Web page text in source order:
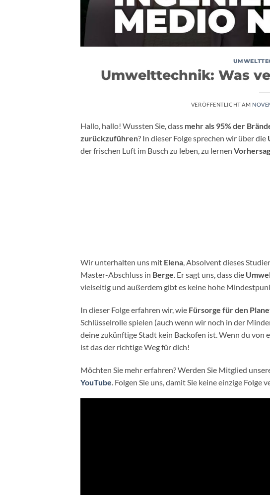
Umwelttechnik: Was
VERÖFFENTLICHT AM
Hallo, hallo! Wussten Sie, dass mehr als 95% der
zurückzuführen? In dieser Folge sprechen wir über die
der frischen Luft im Busch zu leben, zu lernen
Wir unterhalten uns mit Elena, Absolvent dieses
Master-Abschluss in Berge. Er sagt uns, dass die
vielseitig und außerdem gibt es keine hohe
In dieser Folge erfahren wir, wie Fürsorge für den
Schlüsselrolle spielen (auch wenn wir noch in der
deine zukünftige Stadt kein Backofen ist. Wenn du
ist das der richtige Weg für dich!
Möchten Sie mehr erfahren? Werden Sie Mitglied
YouTube . Folgen Sie uns, damit Sie keine einzige Folge